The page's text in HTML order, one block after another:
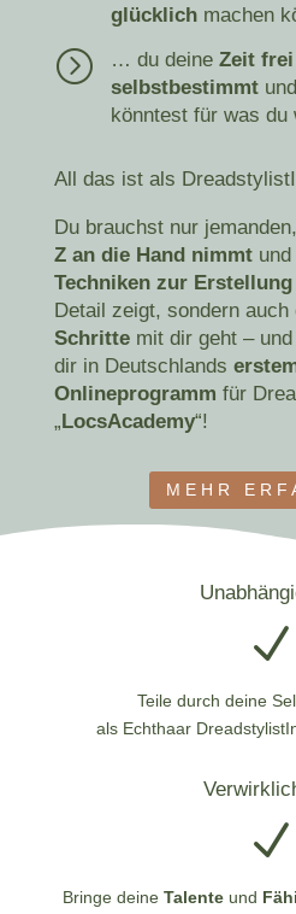
glücklich machen
= … du deine Zeit
selbstbestimmtund
könntest für was
All das ist als
Du brauchst nur
Z an die Hand nimmtund
Techniken zur
Detail zeigt, sondern auch
Schrittemit dir geht –
dir in Deutschlands
Onlineprogramm für
„LocsAcademy“!
MEHR
N
Teile durch deine
als Echthaar
N
Bringe deineTalente und